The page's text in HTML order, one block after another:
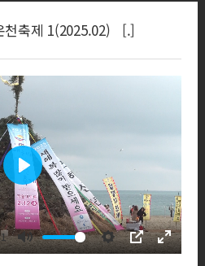
천축제 1(2025.02) [.]
Mute
Settings
PIP
Enter
Play